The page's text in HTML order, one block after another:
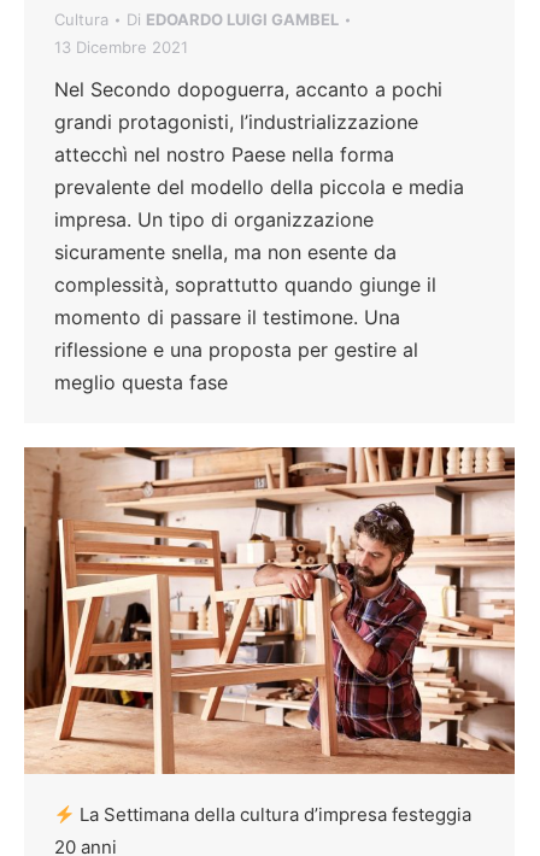
Cultura Di EDOARDO LUIGI GAMBEL
13 Dicembre 2021
Nel Secondo dopoguerra, accanto a pochi
grandi protagonisti, l’industrializzazione
attecchì nel nostro Paese nella forma
prevalente del modello della piccola e media
impresa. Un tipo di organizzazione
sicuramente snella, ma non esente da
complessità, soprattutto quando giunge il
momento di passare il testimone. Una
riflessione e una proposta per gestire al
meglio questa fase
La Settimana della cultura d’impresa festeggia
20 anni